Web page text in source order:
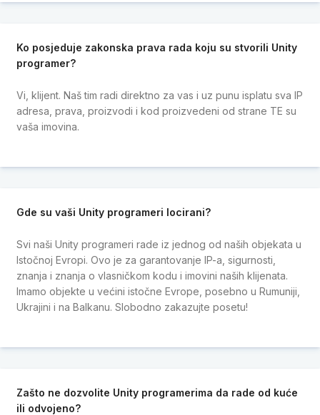
Ko posjeduje zakonska prava rada koju su stvorili Unity
programer?
Vi, klijent. Naš tim radi direktno za vas i uz punu isplatu sva IP
adresa, prava, proizvodi i kod proizvedeni od strane TE su
vaša imovina.
Gde su vaši Unity programeri locirani?
Svi naši Unity programeri rade iz jednog od naših objekata u
Istočnoj Evropi. Ovo je za garantovanje IP-a, sigurnosti,
znanja i znanja o vlasničkom kodu i imovini naših klijenata.
Imamo objekte u većini istočne Evrope, posebno u Rumuniji,
Ukrajini i na Balkanu. Slobodno zakazujte posetu!
Zašto ne dozvolite Unity programerima da rade od kuće
ili odvojeno?